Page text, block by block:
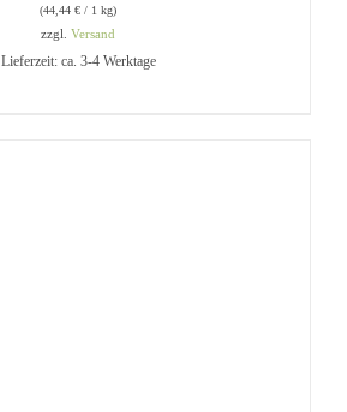
(44,44 € / 1 kg)
zzgl. Versand
Lieferzeit: ca. 3-4 Werktage